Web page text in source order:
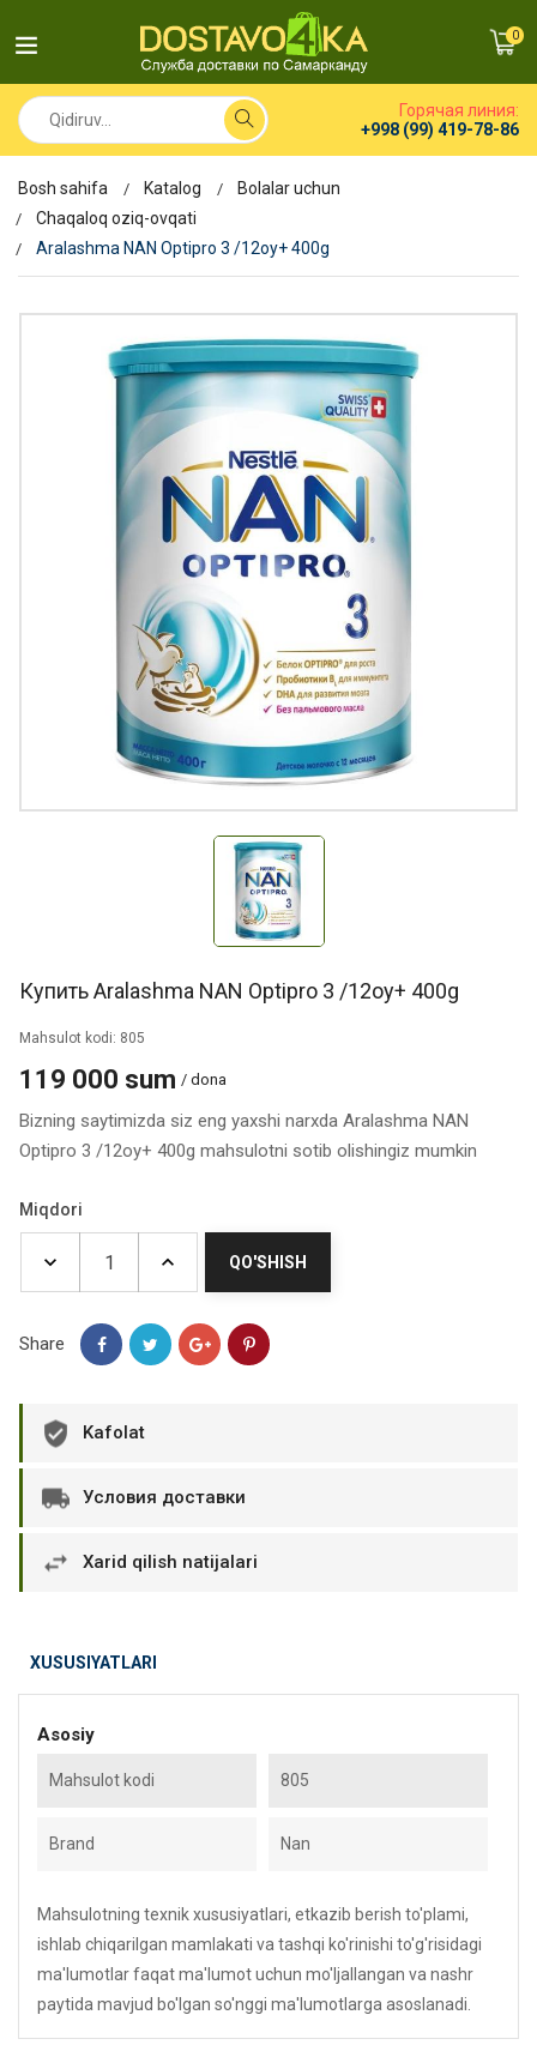
0
Горячая линия:
+998 (99) 419-78-86
Bosh sahifa Katalog
Bolalar uchun
Chaqaloq oziq-ovqati
Aralashma NAN Optipro 3 /12oy+ 400g
Купить Aralashma NAN Optipro 3 /12oy+ 400g
Mahsulot kodi: 805
119 000 sum / dona
Bizning saytimizda siz eng yaxshi narxda Aralashma NAN
Optipro 3 /12oy+ 400g mahsulotni sotib olishingiz mumkin
Miqdori
QO'SHISH
Share
Kafolat
Условия доставки
Xarid qilish natijalari
XUSUSIYATLARI
Asosiy
Mahsulot kodi 805
Brand Nan
Mahsulotning texnik xususiyatlari, etkazib berish to'plami,
ishlab chiqarilgan mamlakati va tashqi ko'rinishi to'g'risidagi
ma'lumotlar faqat ma'lumot uchun mo'ljallangan va nashr
paytida mavjud bo'lgan so'nggi ma'lumotlarga asoslanadi.